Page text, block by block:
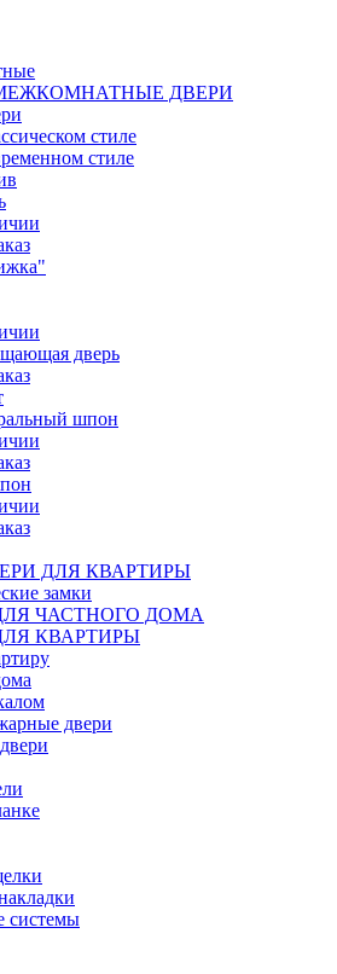
ДВЕРИ
стиле
стиле
дверь
шпон
ДЛЯ КВАРТИРЫ
замки
ЧАСТНОГО ДОМА
КВАРТИРЫ
двери
системы